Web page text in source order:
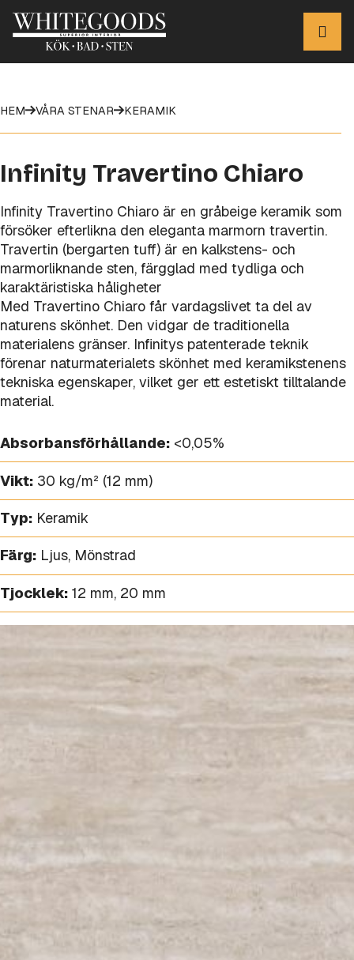
HEM VÅRA STENAR KERAMIK
Infinity Travertino Chiaro
Infinity Travertino Chiaro är en gråbeige keramik som
försöker efterlikna den eleganta marmorn travertin.
Travertin (bergarten tuff) är en kalkstens- och
marmorliknande sten, färgglad med tydliga och
karaktäristiska håligheter
Med Travertino Chiaro får vardagslivet ta del av
naturens skönhet. Den vidgar de traditionella
materialens gränser. Infinitys patenterade teknik
förenar naturmaterialets skönhet med keramikstenens
tekniska egenskaper, vilket ger ett estetiskt tilltalande
material.
Absorbansförhållande: <0,05%
Vikt: 30 kg/m² (12 mm)
Typ: Keramik
Färg: Ljus, Mönstrad
Tjocklek: 12 mm, 20 mm